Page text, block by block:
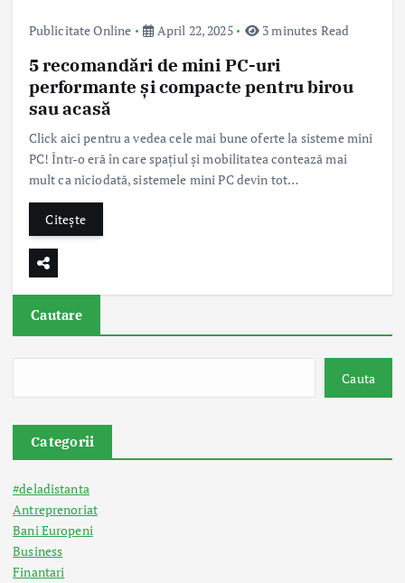
Publicitate Online April 22, 2025 3 minutes Read
5 recomandări de mini PC-uri
performante și compacte pentru birou
sau acasă
Click aici pentru a vedea cele mai bune oferte la sisteme mini
PC! Într-o eră în care spațiul și mobilitatea contează mai
mult ca niciodată, sistemele mini PC devin tot…
Citește
Cautare
Cauta
Categorii
#deladistanta
Antreprenoriat
Bani Europeni
Business
Finantari